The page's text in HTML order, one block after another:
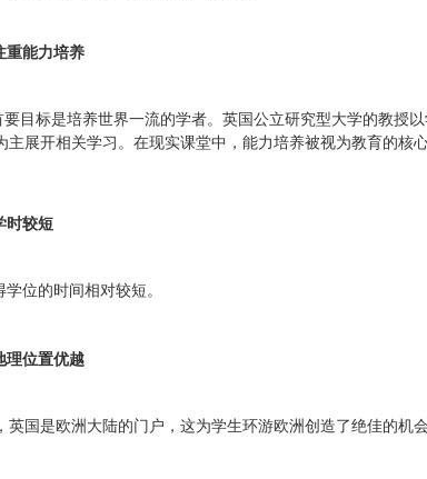
重能力培养
目标是培养世界一流的学者。英国公立研究型大学的教授
展开相关学习。在现实课堂中，能力培养被视为教育的核心
时较短
位的时间相对较短。
理位置优越
国是欧洲大陆的门户，这为学生环游欧洲创造了绝佳的机会